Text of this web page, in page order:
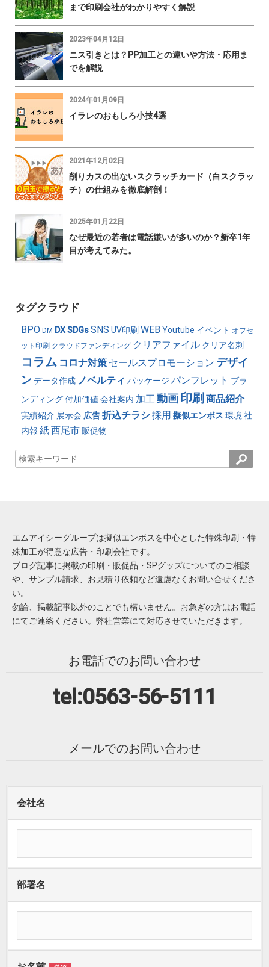
まで印刷会社がわかりやすく解説
2023年04月12日
ニス引きとは？PP加工との違いや方法・応用ま
でを解説
2024年01月09日
イラレのおもしろ小技4選
2021年12月02日
削りカスの出ないスクラッチカード（白スクラッ
チ）の仕組みを徹底解剖！
2025年01月22日
なぜ最近の若者は電話嫌いが多いのか？新卒1年
目が考えてみた。
タグクラウド
BPO DM DXSDGsSNS UV印刷 WEB Youtube イベント オフセ
ット印刷 クラウドファンディング クリアファイル クリア名刺
コラム コロナ対策 セールスプロモーション デザイ
ンデータ作成 ノベルティ パッケージ パンフレット ブラ
ンディング付加価値 会社案内 加工動画印刷 商品紹介
実績紹介 展示会 広告折込チラシ採用 擬似エンボス 環境社
内報 紙西尾市販促物
エムアイシーグループは擬似エンボスを中心とした特殊印刷・特
殊加工が得意な広告・印刷会社です。
ブログ記事に掲載の印刷・販促品・SPグッズについてのご相談
や、サンプル請求、お見積り依頼など遠慮なくお問い合せくださ
い。
勿論、掲載記事以外のことでも構いません。お急ぎの方はお電話
にてご連絡ください。弊社営業にて対応させていただきます。
お電話でのお問い合わせ
tel:0563-56-5111
メールでのお問い合わせ
会社名
部署名